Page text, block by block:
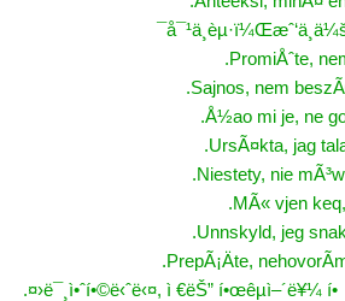
PromiÅˆte,
Sajnos, nem
Å½ao mi je, ne
UrsÃ¤kta, jag
Niestety, nie
MÃ« vjen
Unnskyld, jeg
PrepÃ¡Äte,
ë¯¸ì•ˆí•©ë‹ˆë‹¤, ì €ëŠ” í•œêµ­ì–´ë¥¼ í•